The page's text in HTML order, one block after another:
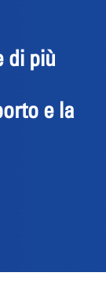
di più
e la